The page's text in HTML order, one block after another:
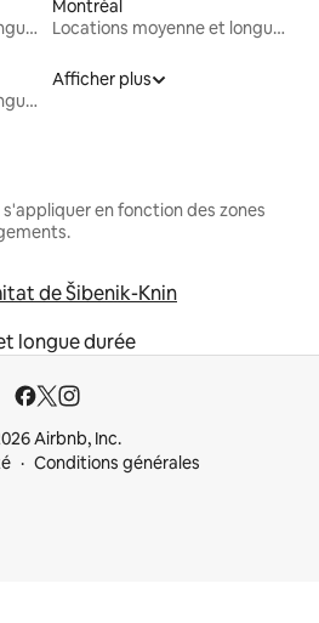
Locations moyenne et longue durée
Montréal
Locations moyenne et longue durée
Locations moyenne et longue durée
Afficher plus
en fonction des zones
de Šibenik-Knin
longue durée
Airbnb, Inc.
Conditions générales